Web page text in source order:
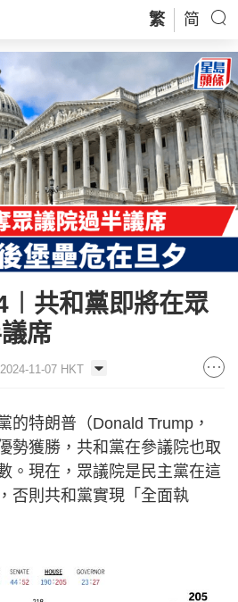
繁 简
共和黨即將在眾
席
11-07 HKT
的特朗普（Donald Trump，
勢獲勝，共和黨在參議院也取
。現在，眾議院是民主黨在這
否則共和黨實現「全面執